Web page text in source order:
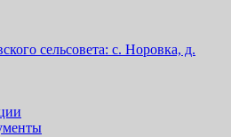
сельсовета: с. Норовка, д.